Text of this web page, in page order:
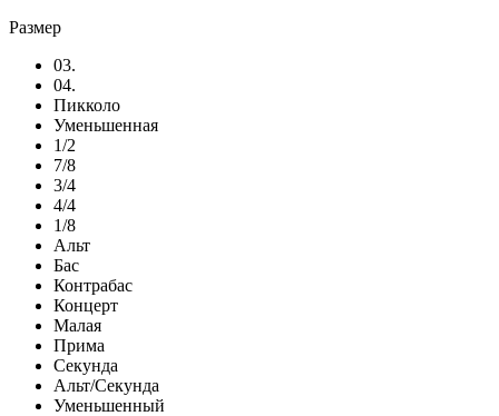
Размер
03.
04.
Пикколо
Уменьшенная
1/2
7/8
3/4
4/4
1/8
Альт
Бас
Контрабас
Концерт
Малая
Прима
Секунда
Альт/Секунда
Уменьшенный